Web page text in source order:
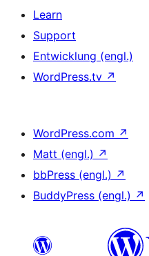
Learn
Support
Entwicklung (engl.)
WordPress.tv ↗
WordPress.com ↗
Matt (engl.) ↗
bbPress (engl.) ↗
BuddyPress (engl.) ↗